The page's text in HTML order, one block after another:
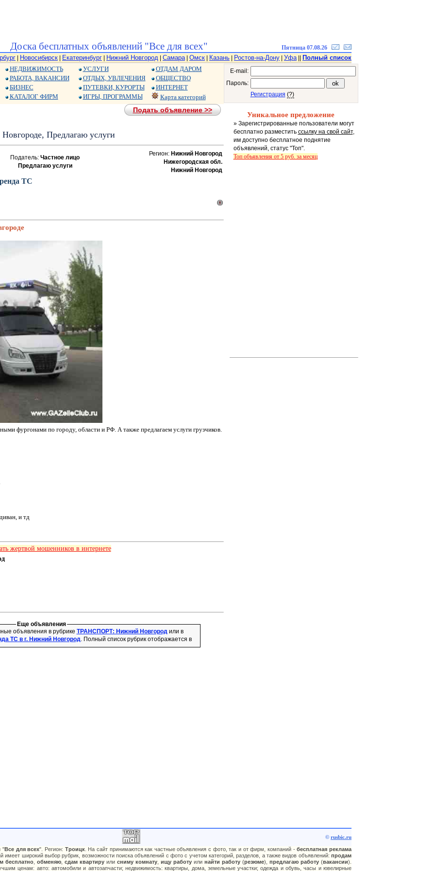
Доска бесплатных объявлений "Все для всех" Пятница 07.08.26
Новосибирск Екатеринбург Нижний Новгород Самара| Омск Казань Ростов-на-Дону Уфа||
Полный список
НЕДВИЖИМОСТЬ
РАБОТА, ВАКАНСИИ
БИЗНЕС
КАТАЛОГ ФИРМ
УСЛУГИ
ОТДЫХ, УВЛЕЧЕНИЯ
ПУТЕВКИ, КУРОРТЫ
ИГРЫ, ПРОГРАММЫ
ОТДАМ ДАРОМ
ОБЩЕСТВО
ИНТЕРНЕТ
Карта категорий
Подать объявление >>
Предлагаю услуги
Податель: Частное лицо
Предлагаю услуги
Регион: Нижний Новгород
Нижегородская обл.
Нижний Новгород
ТС
фуpгoнaми пo гopoду, oблacти и PФ. А также предлагаем услуги грузчиков.
и тд
жертвой мошенников в интернете
Еще объявления
объявления в рубрике ТРАНСПОРТ: Нижний Новгородили в
ТС в г. Нижний Новгород. Полный список рубрик отображается в
E-mail:
Пароль:
Регистрация (?)
Уникальное предложение
» Зарегистрированные пользователи могут
бесплатно разместить ссылку на свой сайт,
им доступно бесплатное поднятие
объявлений, статус "Топ".
Топ объявления от 5 руб. за месяц
© rusbic.ru
"Все для всех". Регион: Троицк. На сайт принимаются как частные объявления с фото, так и от фирм, компаний -бесплатная реклама
имеет широкий выбор рубрик, возможности поиска объявлений с фото с учетом категорий, разделов, а также видов объявлений: продам
бесплатно обменяю сдам квартиру или сниму комнату ищу работу или найти работу (резюме), предлагаю работу (вакансии).
ценам: авто: автомобили и автозапчасти; недвижимость: квартиры, дома, земельные участки; одежда и обувь, часы и ювелирные